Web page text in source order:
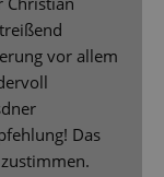
vor allem
Das